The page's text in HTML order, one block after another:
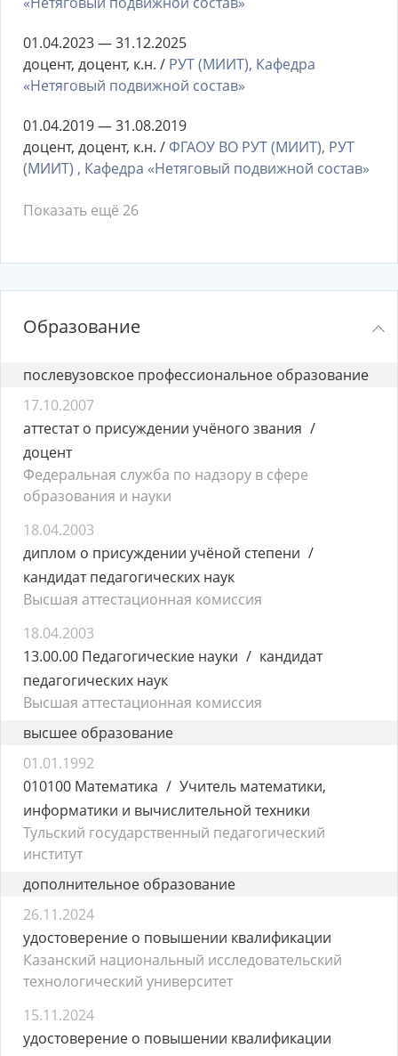
01.04.2023 — 31.12.2025
доцент, доцент, к.н. / РУТ (МИИТ), Кафедра
«Нетяговый подвижной состав»
01.04.2019 — 31.08.2019
доцент, доцент, к.н. /ФГАОУ ВО РУТ (МИИТ), РУТ
(МИИТ) , Кафедра «Нетяговый подвижной состав»
Показать ещё 26
Образование
послевузовское профессиональное образование
17.10.2007
аттестат о присуждении учёного звания
доцент
Федеральная служба по надзору в сфере
образования и науки
18.04.2003
диплом о присуждении учёной степени
кандидат педагогических наук
Высшая аттестационная комиссия
18.04.2003
13.00.00 Педагогические науки
кандидат
педагогических наук
Высшая аттестационная комиссия
высшее образование
01.01.1992
010100 Математика
Учитель математики,
информатики и вычислительной техники
Тульский государственный педагогический
институт
дополнительное образование
26.11.2024
удостоверение о повышении квалификации
Казанский национальный исследовательский
технологический университет
15.11.2024
удостоверение о повышении квалификации